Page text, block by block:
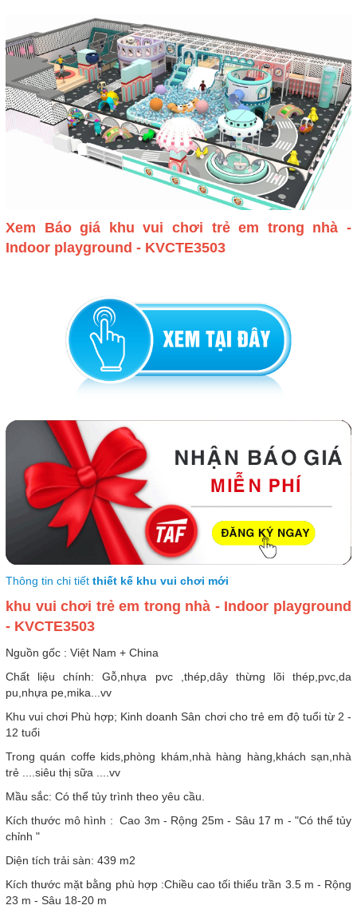
Xem Báo giá khu vui chơi trẻ em trong nhà -
Indoor playground - KVCTE3503
Thông tin chi tiết thiết kế khu vui chơi mới
khu vui chơi trẻ em trong nhà - Indoor playground
- KVCTE3503
Nguồn gốc : Việt Nam + China
Chất liệu chính: Gỗ,nhựa pvc ,thép,dây thừng lõi thép,pvc,da
pu,nhựa pe,mika...vv
Khu vui chơi Phù hợp; Kinh doanh Sân chơi cho trẻ em độ tuổi từ 2 -
12 tuổi
Trong quán coffe kids,phòng khám,nhà hàng hàng,khách sạn,nhà
trẻ ....siêu thị sữa ....vv
Mầu sắc: Có thể tủy trình theo yêu cầu.
Kích thước mô hình : Cao 3m - Rộng 25m - Sâu 17 m - "Có thể tủy
chỉnh "
Diện tích trải sàn: 439 m2
Kích thước mặt bằng phù hợp :Chiều cao tối thiểu trần 3.5 m - Rộng
23 m - Sâu 18-20 m